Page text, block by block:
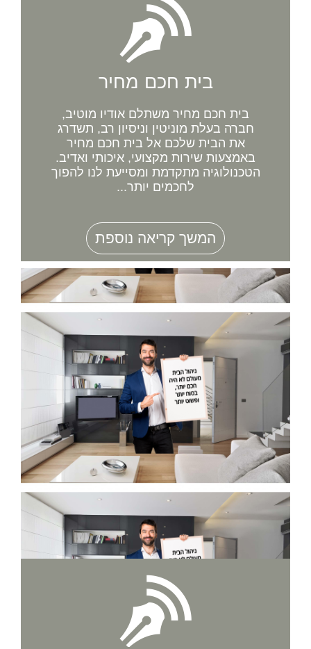
בית חכם מחיר
בית חכם מחיר משתלם אודיו מוטיב,
חברה בעלת מוניטין וניסיון רב, תשדרג
את הבית שלכם אל בית חכם מחיר
באמצעות שירות מקצועי, איכותי ואדיב.
הטכנולוגיה מתקדמת ומסייעת לנו להפוך
לחכמים יותר...
המשך קריאה נוספת